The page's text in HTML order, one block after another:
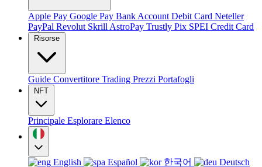
Apple Pay Google Pay Bank Account Debit Card Neteller
PayPal Revolut Skrill AstroPay Trustly Pix SPEI Credit Card
Risorse
Guide Convertitore Trading Prezzi Portafogli
NFT
Principale Esplorare Elenco
English Español 한국어
Deutsch